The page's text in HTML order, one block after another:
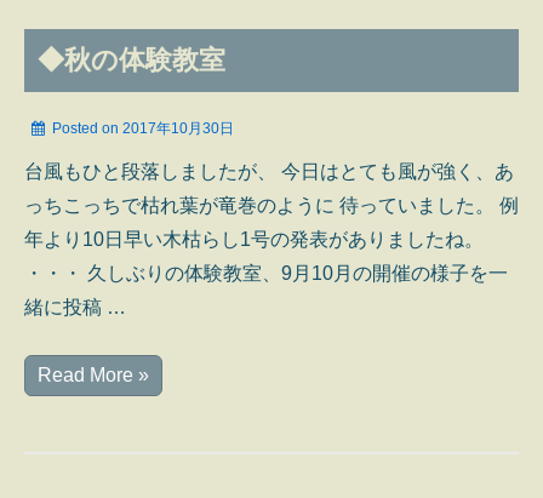
ハ
ウ
ィ
ン
◆秋の体験教室
Posted on 2017年10月30日
台風もひと段落しましたが、 今日はとても風が強く、あ
っちこっちで枯れ葉が竜巻のように 待っていました。 例
年より10日早い木枯らし1号の発表がありましたね。
・・・ 久しぶりの体験教室、9月10月の開催の様子を一
緒に投稿 …
◆
Read More »